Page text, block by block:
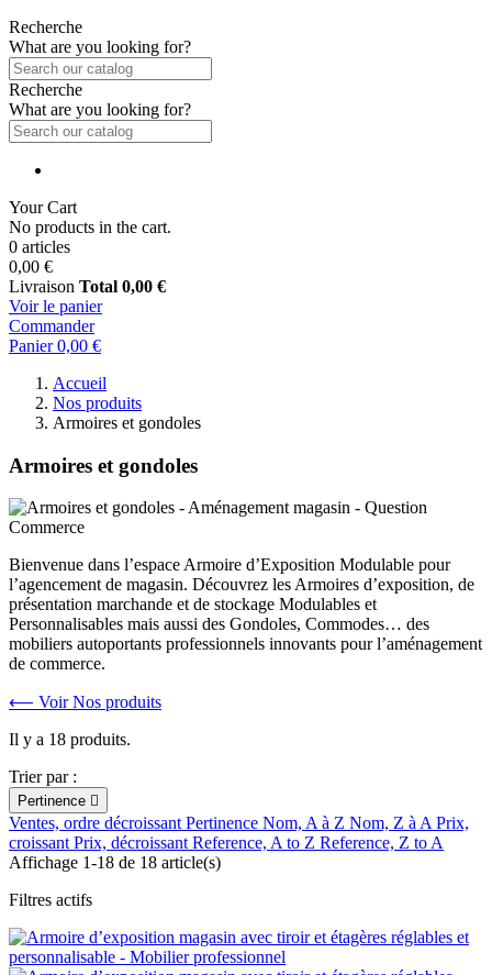
Recherche
What are you looking for?
Recherche
What are you looking for?
Your Cart
No products in the cart.
0 articles
0,00 €
Livraison Total 0,00 €
Voir le panier
Commander
Panier 0,00 €
Accueil
Nos produits
Armoires et gondoles
Armoires et gondoles
Bienvenue dans l’espace Armoire d’Exposition Modulable pour
l’agencement de magasin. Découvrez les Armoires d’exposition, de
présentation marchande et de stockage Modulables et
Personnalisables mais aussi des Gondoles, Commodes… des
mobiliers autoportants professionnels innovants pour l’aménagement
de commerce.
⟵ Voir Nos produits
Il y a 18 produits.
Trier par :
Pertinence 
Ventes, ordre décroissantPertinence Nom, A à Z Nom, Z à APrix,
croissantPrix, décroissantReference, A to Z Reference, Z to A
Affichage 1-18 de 18 article(s)
Filtres actifs